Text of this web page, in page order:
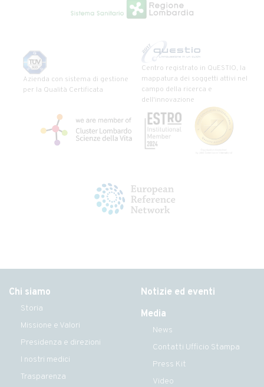
Azienda con sistema di gestione
per la Qualità Certificata
Centro registrato in QuESTIO, la
mappatura dei soggetti attivi nel
campo della ricerca e
dell'innovazione
Chi siamo
Storia
Missione e Valori
Presidenza e direzioni
I nostri medici
Trasparenza
Notizie ed eventi
Media
News
Contatti Ufficio Stampa
Press Kit
Video